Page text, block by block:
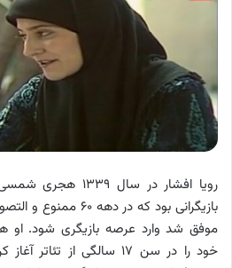
رویا افشار در سال
موفق شد وارد عرصه بازیگری شود. او
خود را در سن ۱۷ سالگی از